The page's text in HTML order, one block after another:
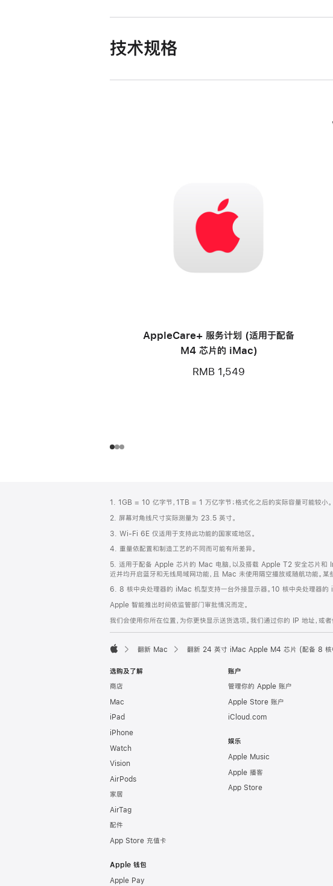
技术规格
AppleCare+ 服务计划 (适用于配备
M4 芯片的 iMac)
RMB 1,549
页
脚
注
1. 1GB = 10 亿字节，1TB = 1 万亿字节；格式化之后的实际容量可能较小。
2. 屏幕对角线尺寸实际测量为 23.5 英寸。
3. Wi-Fi 6E 仅适用于支持此功能的国家或地区。
4. 重量依配置和制造工艺的不同而可能有所差异。
5. 适用于配备 Apple 芯片的 Mac 电脑，以及搭载 Apple T2 安全芯片
近并均开启蓝牙和无线局域网功能，且 Mac 未使用隔空播放或随航功能
6. 8 核中央处理器的 iMac 机型支持一台外接显示器。10 核中央处理器的
Apple 智能推出时间依监管部门审批情况而定。
我们会使用你所在位置，为你更快显示送货选项。我们通过你的 IP 地址，或
翻新 Mac 翻新 24 英寸 iMac Apple M4 芯片 (配备 8 核
选购及了解
商店
Mac
iPad
iPhone
Watch
Vision
AirPods
家居
AirTag
配件
App Store 充值卡
Apple 钱包
Apple Pay
账户
管理你的 Apple 账户
Apple Store 账户
iCloud.com
娱乐
Apple Music
Apple 播客
App Store